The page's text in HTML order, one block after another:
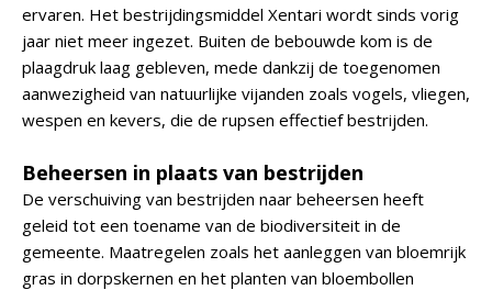
ervaren. Het bestrijdingsmiddel Xentari wordt sinds vorig
jaar niet meer ingezet. Buiten de bebouwde kom is de
plaagdruk laag gebleven, mede dankzij de toegenomen
aanwezigheid van natuurlijke vijanden zoals vogels, vliegen,
wespen en kevers, die de rupsen effectief bestrijden.
Beheersen in plaats van bestrijden
De verschuiving van bestrijden naar beheersen heeft
geleid tot een toename van de biodiversiteit in de
gemeente. Maatregelen zoals het aanleggen van bloemrijk
gras in dorpskernen en het planten van bloembollen